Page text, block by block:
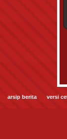
arsip berita versi